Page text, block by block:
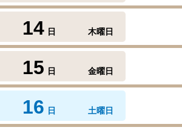
14 日 木曜日
15 日 金曜日
16 日 土曜日